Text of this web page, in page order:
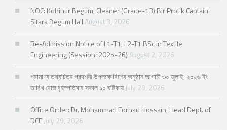
NOC: Kohinur Begum, Cleaner (Grade-13) Bir Protik Captain
Sitara Begum HallAugust 3, 2026
Re-Admission Notice of L1-T1, L2-T1 BSc in Textile
Engineering (Session: 2025-26)August 2, 2026
প্রামাণ্য তথ্যচিত্র প্রদর্শনী উপলক্ষে বিশেষ অনুষ্ঠান আগামী ৩০ জুলাই, ২০২৬ ইং
তারিখ রোজ বৃহস্পতিবার সকাল ১০ ঘটিকায় July 29, 2026
Office Order: Dr. Mohammad Forhad Hossain, Head Dept. of
DCE July 29, 2026